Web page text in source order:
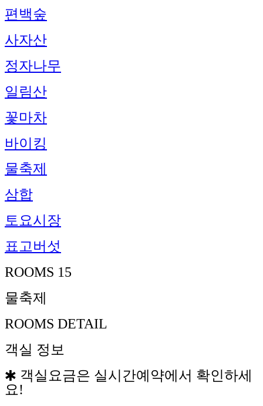
편백숲
사자산
정자나무
일림산
꽃마차
바이킹
물축제
삼합
토요시장
표고버섯
ROOMS 15
물축제
ROOMS DETAIL
객실 정보
🞹 객실요금은 실시간예약에서 확인하세
요!